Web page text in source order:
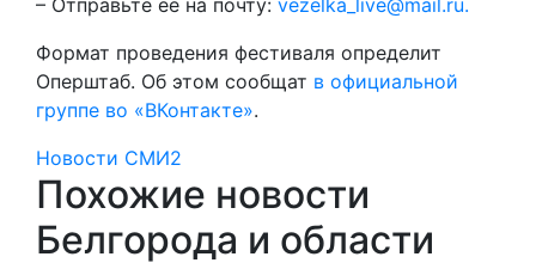
Формат проведения фестиваля определит
Оперштаб. Об этом сообщат в официальной
группе во «ВКонтакте».
Новости СМИ2
Похожие новости
Белгорода и области